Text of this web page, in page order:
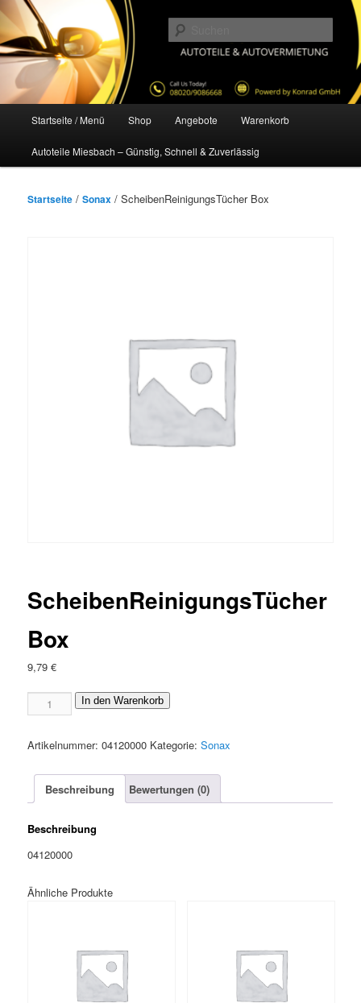
Zum
primären
Inhalt
springenAutoteile-Vogel
Startseite / Menü Shop Angebote Warenkorb
Autoteile Miesbach – Günstig, Schnell & Zuverlässig
Startseite /Sonax / ScheibenReinigungsTücher Box
ScheibenReinigungsTücher
Box
9,79€
ScheibenReinigungsTücher
Box
In den Warenkorb
Artikelnummer:04120000 Kategorie:Sonax
Beschreibung Bewertungen (0)
Beschreibung
04120000
Ähnliche Produkte